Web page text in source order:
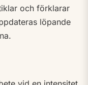
och förklarar
löpande